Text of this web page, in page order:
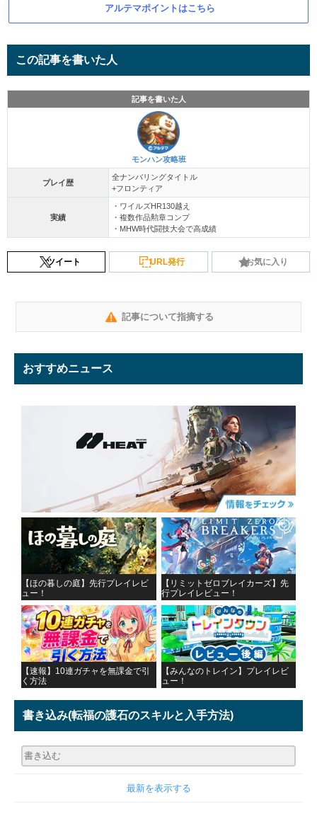
アルテマポイントはこちら
この記事を書いた人
記事を書いた人
モンハン攻略班
プレイ歴
全ナンバリングタイトル
+フロンティア
実績
・ワイルズHR130越え
・複数作品勲章コンプ
・MHW時代闘技大会で高成績
ツイート URL発行 お気に入り
記事について指摘する
おすすめニュース
【ほの暮しの庭】先行プレイレビ
ュー！
【リミットゼロブレイカーズ】先
行プレイレビュー！
【速報】10連ガチャを無課金で引
く方法
【みんなのトレイン】プレイレビ
ュー！
書き込み(転福の護石のスキルと入手方法)
最新を表示する